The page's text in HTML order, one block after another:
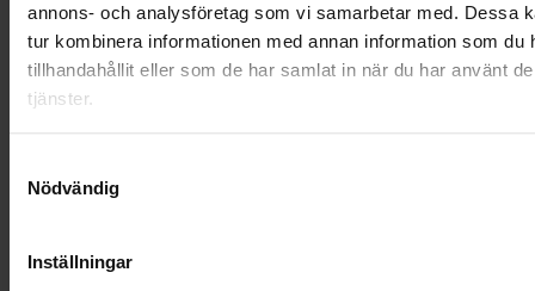
annons- och analysföretag som vi samarbetar med. Dessa
tur kombinera informationen med annan information som du
tillhandahållit eller som de har samlat in när du har använt
tjänster.
Nödvändig
Inställningar
OHLSSONS REGION VÄST
OHLSSONSKOLLEGOR
SAMARBETEN